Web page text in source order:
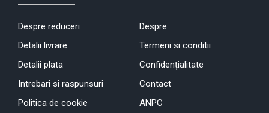
Despre reduceri
Detalii livrare
Detalii plata
Intrebari si raspunsuri
Politica de cookie
Despre
Termeni si conditii
Confidențialitate
Contact
ANPC